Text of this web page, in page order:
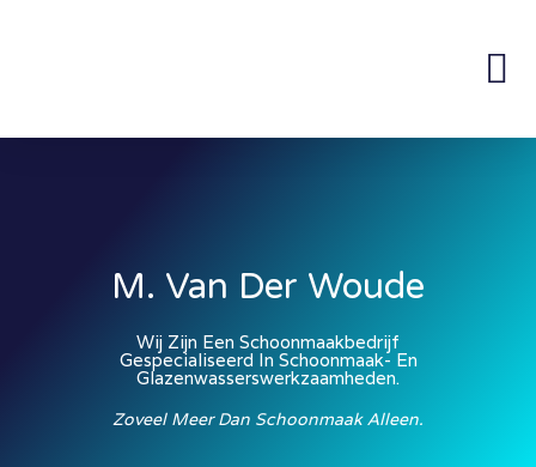
M. Van Der Woude
Wij Zijn Een Schoonmaakbedrijf
Gespecialiseerd In Schoonmaak- En
Glazenwasserswerkzaamheden.
Zoveel Meer Dan Schoonmaak Alleen.